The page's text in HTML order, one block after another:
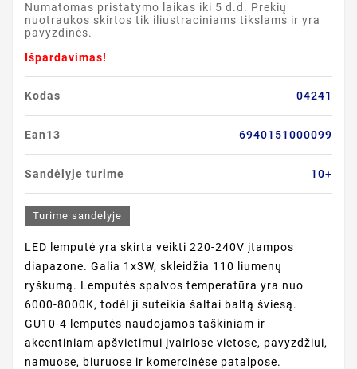
Numatomas pristatymo laikas iki 5 d.d. Prekių
nuotraukos skirtos tik iliustraciniams tikslams ir yra
pavyzdinės.
Išpardavimas!
Kodas 04241
Ean13 6940151000099
Sandėlyje turime 10+
Turime sandėlyje
LED lemputė yra skirta veikti 220-240V įtampos
diapazone. Galia 1x3W, skleidžia 110 liumenų
ryškumą. Lemputės spalvos temperatūra yra nuo
6000-8000K, todėl ji suteikia šaltai baltą šviesą.
GU10-4 lemputės naudojamos taškiniam ir
akcentiniam apšvietimui įvairiose vietose, pavyzdžiui,
namuose, biuruose ir komercinėse patalpose.